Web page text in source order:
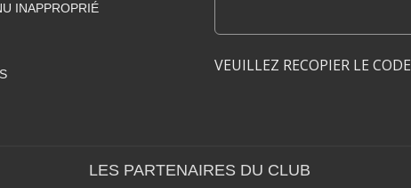
INAPPROPRIÉ
VEUILLEZ RECOPIER LE CODE
LES PARTENAIRES DU CLUB